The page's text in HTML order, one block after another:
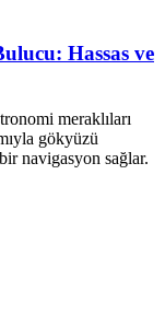
Hassas ve
meraklıları
gökyüzü
navigasyon sağlar.